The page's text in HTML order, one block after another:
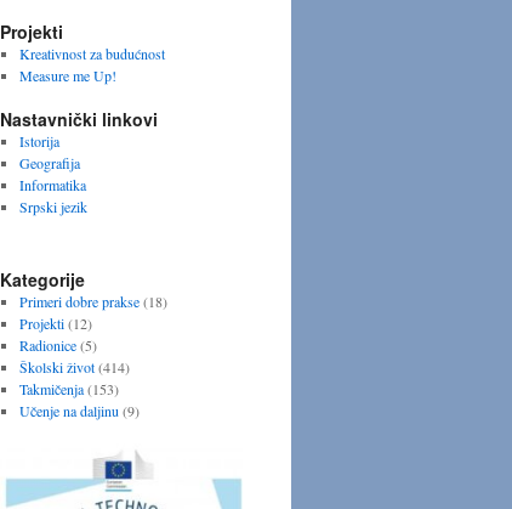
Projekti
Kreativnost za budućnost
Measure me Up!
Nastavnički linkovi
Istorija
Geografija
Informatika
Srpski jezik
Kategorije
Primeri dobre prakse(18)
Projekti(12)
Radionice(5)
Školski život(414)
Takmičenja(153)
Učenje na daljinu(9)